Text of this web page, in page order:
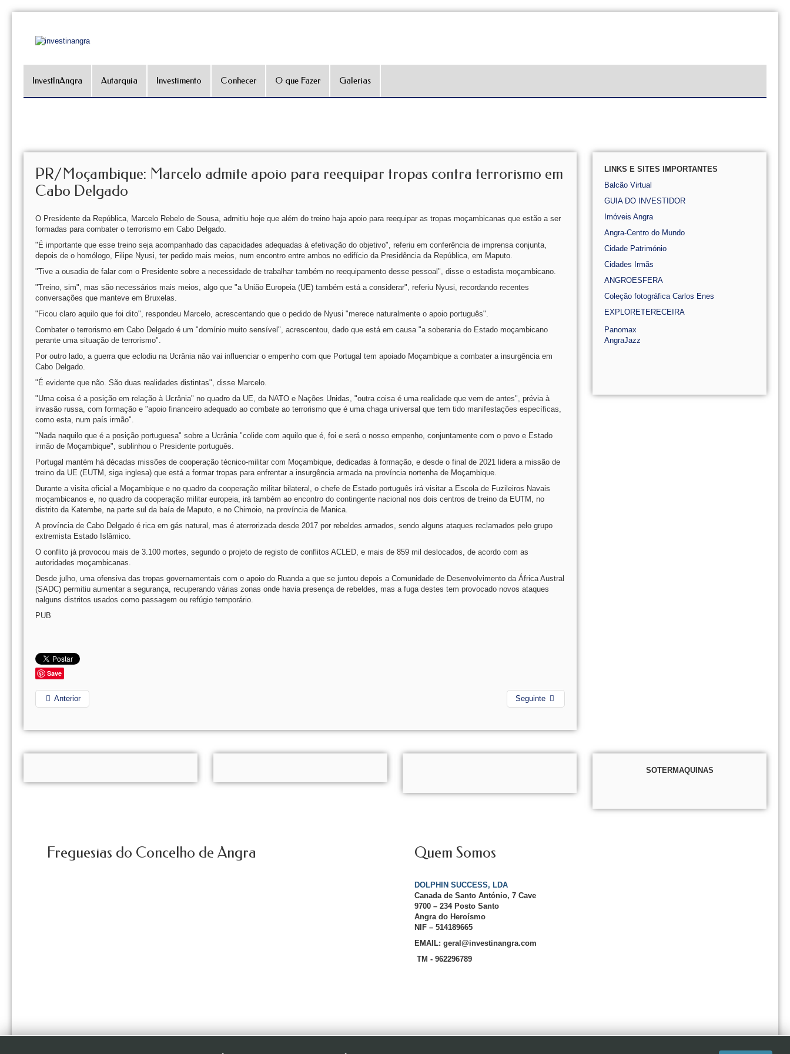
InvestInAngra Autarquia Investimento Conhecer O que Fazer Galerias
PR/Moçambique: Marcelo admite apoio para reequipar tropas contra terrorismo em
Cabo Delgado
O Presidente da República, Marcelo Rebelo de Sousa, admitiu hoje que além do treino haja apoio para reequipar as tropas moçambicanas que estão a ser
formadas para combater o terrorismo em Cabo Delgado.
"É importante que esse treino seja acompanhado das capacidades adequadas à efetivação do objetivo", referiu em conferência de imprensa conjunta,
depois de o homólogo, Filipe Nyusi, ter pedido mais meios, num encontro entre ambos no edifício da Presidência da República, em Maputo.
"Tive a ousadia de falar com o Presidente sobre a necessidade de trabalhar também no reequipamento desse pessoal", disse o estadista moçambicano.
"Treino, sim", mas são necessários mais meios, algo que "a União Europeia (UE) também está a considerar", referiu Nyusi, recordando recentes
conversações que manteve em Bruxelas.
"Ficou claro aquilo que foi dito", respondeu Marcelo, acrescentando que o pedido de Nyusi "merece naturalmente o apoio português".
Combater o terrorismo em Cabo Delgado é um "domínio muito sensível", acrescentou, dado que está em causa "a soberania do Estado moçambicano
perante uma situação de terrorismo".
Por outro lado, a guerra que eclodiu na Ucrânia não vai influenciar o empenho com que Portugal tem apoiado Moçambique a combater a insurgência em
Cabo Delgado.
"É evidente que não. São duas realidades distintas", disse Marcelo.
"Uma coisa é a posição em relação à Ucrânia" no quadro da UE, da NATO e Nações Unidas, "outra coisa é uma realidade que vem de antes", prévia à
invasão russa, com formação e "apoio financeiro adequado ao combate ao terrorismo que é uma chaga universal que tem tido manifestações específicas,
como esta, num país irmão".
"Nada naquilo que é a posição portuguesa" sobre a Ucrânia "colide com aquilo que é, foi e será o nosso empenho, conjuntamente com o povo e Estado
irmão de Moçambique", sublinhou o Presidente português.
Portugal mantém há décadas missões de cooperação técnico-militar com Moçambique, dedicadas à formação, e desde o final de 2021 lidera a missão de
treino da UE (EUTM, siga inglesa) que está a formar tropas para enfrentar a insurgência armada na província nortenha de Moçambique.
Durante a visita oficial a Moçambique e no quadro da cooperação militar bilateral, o chefe de Estado português irá visitar a Escola de Fuzileiros Navais
moçambicanos e, no quadro da cooperação militar europeia, irá também ao encontro do contingente nacional nos dois centros de treino da EUTM, no
distrito da Katembe, na parte sul da baía de Maputo, e no Chimoio, na província de Manica.
A província de Cabo Delgado é rica em gás natural, mas é aterrorizada desde 2017 por rebeldes armados, sendo alguns ataques reclamados pelo grupo
extremista Estado Islâmico.
O conflito já provocou mais de 3.100 mortes, segundo o projeto de registo de conflitos ACLED, e mais de 859 mil deslocados, de acordo com as
autoridades moçambicanas.
Desde julho, uma ofensiva das tropas governamentais com o apoio do Ruanda a que se juntou depois a Comunidade de Desenvolvimento da África Austral
(SADC) permitiu aumentar a segurança, recuperando várias zonas onde havia presença de rebeldes, mas a fuga destes tem provocado novos ataques
nalguns distritos usados como passagem ou refúgio temporário.
PUB
Save
Anterior Seguinte
LINKS E SITES IMPORTANTES
Balcão Virtual
GUIA DO INVESTIDOR
Imóveis Angra
Angra-Centro do Mundo
Cidade Património
Cidades Irmãs
ANGROESFERA
Coleção fotográfica Carlos Enes
EXPLORETERECEIRA
Panomax
AngraJazz
SOTERMAQUINAS
Freguesias do Concelho de Angra Quem Somos
DOLPHIN SUCCESS, LDA
Canada de Santo António, 7 Cave
9700 – 234 Posto Santo
Angra do Heroísmo
NIF – 514189665
EMAIL: geral@investinangra.com
TM - 962296789